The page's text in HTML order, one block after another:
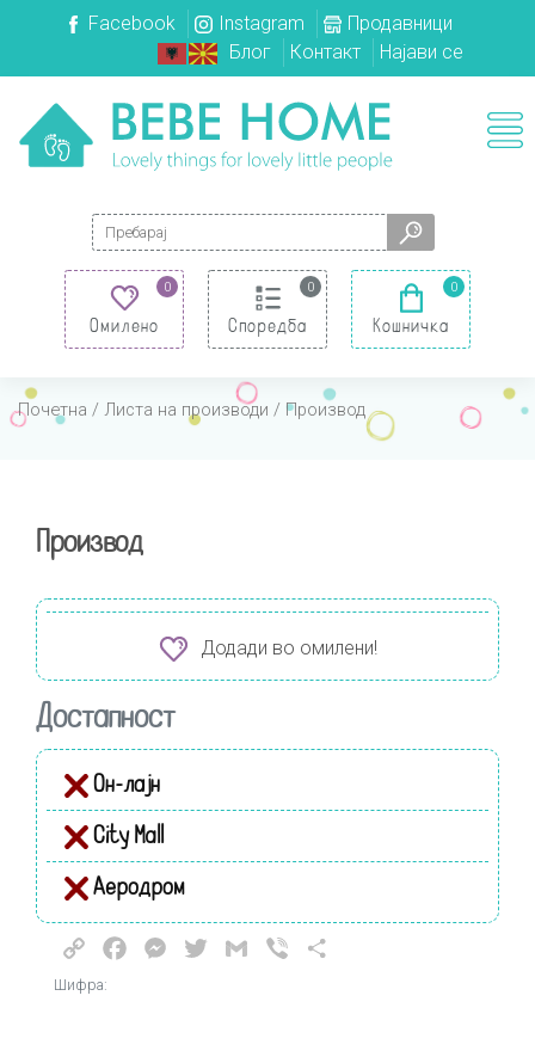
Facebook Instagram
Продавници
Блог
Контакт Најави се
Search for:
0
Омилено
0
Споредба
0
Кошничка
Почетна / Листа на производи / Производ
Производ
Додади во омилени!
Достапност
Он-лајн
City Mall
Аеродром
Copy
Link
FacebookMessenger
TwitterGmail Viber
Шифра: